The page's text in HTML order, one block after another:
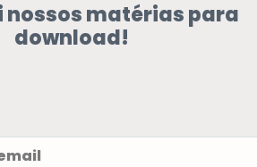
nossos matérias para
download!